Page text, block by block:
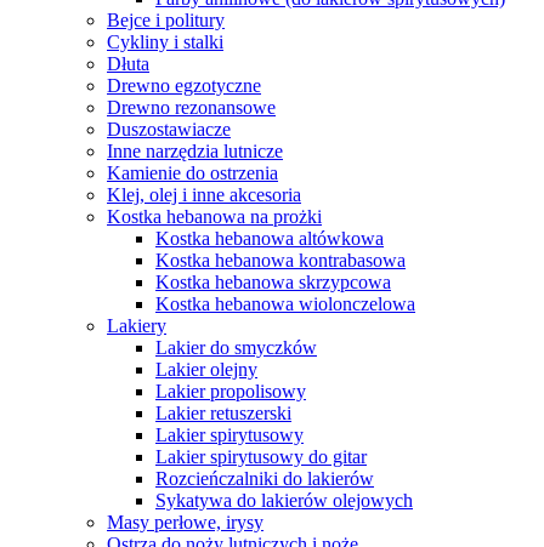
Bejce i politury
Cykliny i stalki
Dłuta
Drewno egzotyczne
Drewno rezonansowe
Duszostawiacze
Inne narzędzia lutnicze
Kamienie do ostrzenia
Klej, olej i inne akcesoria
Kostka hebanowa na prożki
Kostka hebanowa altówkowa
Kostka hebanowa kontrabasowa
Kostka hebanowa skrzypcowa
Kostka hebanowa wiolonczelowa
Lakiery
Lakier do smyczków
Lakier olejny
Lakier propolisowy
Lakier retuszerski
Lakier spirytusowy
Lakier spirytusowy do gitar
Rozcieńczalniki do lakierów
Sykatywa do lakierów olejowych
Masy perłowe, irysy